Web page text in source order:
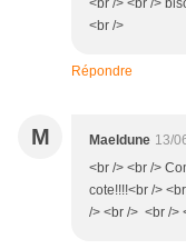
<br /> <br />
<br />
Répondre
M Maeldune 13/
<br /> <br />
cote!!!!<br />
/> <br /> <br />